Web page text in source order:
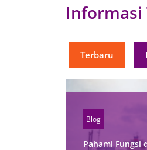
Informasi
Terbaru
Blog
Pahami Fungsi